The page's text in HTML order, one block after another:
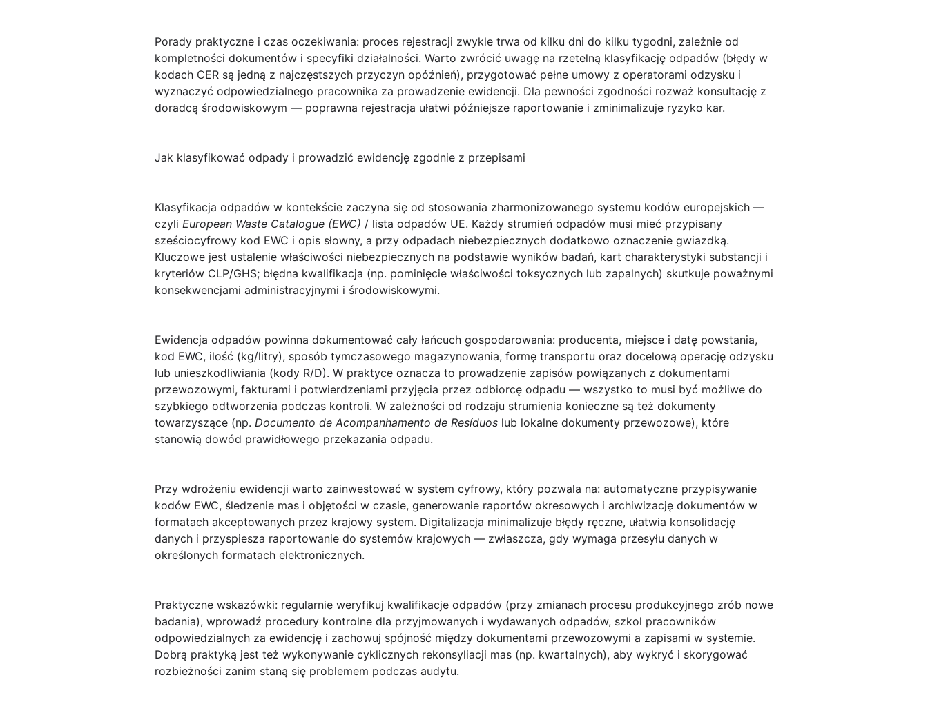
Porady praktyczne i czas oczekiwania: proces rejestracji zwykle trwa od kilku dni do kilku tygodni, zależnie od
kompletności dokumentów i specyfiki działalności. Warto zwrócić uwagę na rzetelną klasyfikację odpadów (błędy w
kodach CER są jedną z najczęstszych przyczyn opóźnień), przygotować pełne umowy z operatorami odzysku i
wyznaczyć odpowiedzialnego pracownika za prowadzenie ewidencji. Dla pewności zgodności rozważ konsultację z
doradcą środowiskowym — poprawna rejestracja ułatwi późniejsze raportowanie i zminimalizuje ryzyko kar.
Jak klasyfikować odpady i prowadzić ewidencję zgodnie z przepisami
Klasyfikacja odpadów w kontekście zaczyna się od stosowania zharmonizowanego systemu kodów europejskich —
czyli European Waste Catalogue (EWC) / lista odpadów UE. Każdy strumień odpadów musi mieć przypisany
sześciocyfrowy kod EWC i opis słowny, a przy odpadach niebezpiecznych dodatkowo oznaczenie gwiazdką.
Kluczowe jest ustalenie właściwości niebezpiecznych na podstawie wyników badań, kart charakterystyki substancji i
kryteriów CLP/GHS; błędna kwalifikacja (np. pominięcie właściwości toksycznych lub zapalnych) skutkuje poważnymi
konsekwencjami administracyjnymi i środowiskowymi.
Ewidencja odpadów powinna dokumentować cały łańcuch gospodarowania: producenta, miejsce i datę powstania,
kod EWC, ilość (kg/litry), sposób tymczasowego magazynowania, formę transportu oraz docelową operację odzysku
lub unieszkodliwiania (kody R/D). W praktyce oznacza to prowadzenie zapisów powiązanych z dokumentami
przewozowymi, fakturami i potwierdzeniami przyjęcia przez odbiorcę odpadu — wszystko to musi być możliwe do
szybkiego odtworzenia podczas kontroli. W zależności od rodzaju strumienia konieczne są też dokumenty
towarzyszące (np. Documento de Acompanhamento de Resíduos lub lokalne dokumenty przewozowe), które
stanowią dowód prawidłowego przekazania odpadu.
Przy wdrożeniu ewidencji warto zainwestować w system cyfrowy, który pozwala na: automatyczne przypisywanie
kodów EWC, śledzenie mas i objętości w czasie, generowanie raportów okresowych i archiwizację dokumentów w
formatach akceptowanych przez krajowy system. Digitalizacja minimalizuje błędy ręczne, ułatwia konsolidację
danych i przyspiesza raportowanie do systemów krajowych — zwłaszcza, gdy wymaga przesyłu danych w
określonych formatach elektronicznych.
Praktyczne wskazówki: regularnie weryfikuj kwalifikacje odpadów (przy zmianach procesu produkcyjnego zrób nowe
badania), wprowadź procedury kontrolne dla przyjmowanych i wydawanych odpadów, szkol pracowników
odpowiedzialnych za ewidencję i zachowuj spójność między dokumentami przewozowymi a zapisami w systemie.
Dobrą praktyką jest też wykonywanie cyklicznych rekonsyliacji mas (np. kwartalnych), aby wykryć i skorygować
rozbieżności zanim staną się problemem podczas audytu.